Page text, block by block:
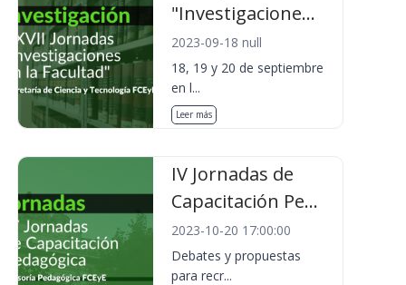
"Investigacione...
2023-09-18 null
18, 19 y 20 de septiembre
en l...
Leer más
IV Jornadas de
Capacitación Pe...
2023-10-20 17:00:00
Debates y propuestas
para recr...